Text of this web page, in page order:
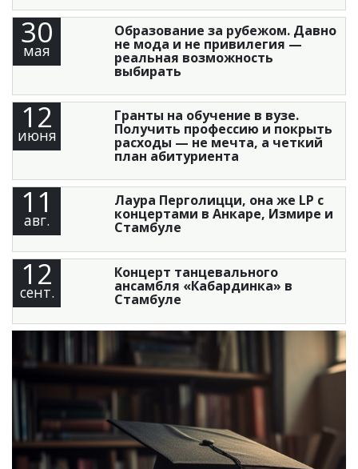
30
мая
Образование за рубежом. Давно
не мода и не привилегия —
реальная возможность
выбирать
12
июня
Гранты на обучение в вузе.
Получить профессию и покрыть
расходы — не мечта, а четкий
план абитуриента
11
авг.
Лаура Перголицци, она же LP с
концертами в Анкаре, Измире и
Стамбуле
12
сент.
Концерт танцевального
ансамбля «Кабардинка» в
Стамбуле